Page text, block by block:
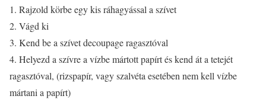
1. Rajzold körbe egy kis ráhagyással a szívet
2. Vágd ki
3. Kend be a szívet decoupage ragasztóval
4. Helyezd a szívre a vízbe mártott papírt és kend át a tetejét
ragasztóval, (rizspapír, vagy szalvéta esetében nem kell vízbe
mártani a papírt)